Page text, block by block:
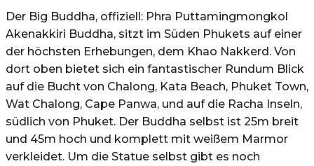
Der Big Buddha, offiziell: Phra Puttamingmongkol
Akenakkiri Buddha, sitzt im Süden Phukets auf einer
der höchsten Erhebungen, dem Khao Nakkerd. Von
dort oben bietet sich ein fantastischer Rund­um Blick
auf die Bucht von Chalong, Kata Beach, Phuket Town,
Wat Chalong, Cape Panwa, und auf die Racha Inseln,
südlich von Phuket. Der Buddha selbst ist 25m breit
und 45m hoch und komplett mit weißem Marmor
verkleidet. Um die Statue selbst gibt es noch